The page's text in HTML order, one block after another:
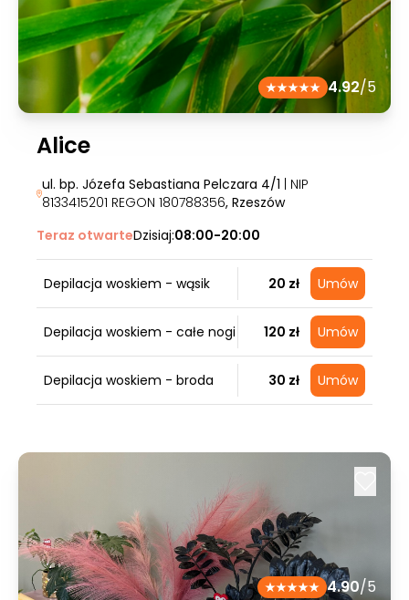
4.92/5
Alice
ul. bp. Józefa Sebastiana Pelczara 4/1 | NIP
8133415201 REGON 180788356, Rzeszów
Teraz otwarteDzisiaj:08:00-20:00
Depilacja woskiem - wąsik 20 zł Umów
Depilacja woskiem - całe nogi 120 zł Umów
Depilacja woskiem - broda 30 zł Umów
4.90/5